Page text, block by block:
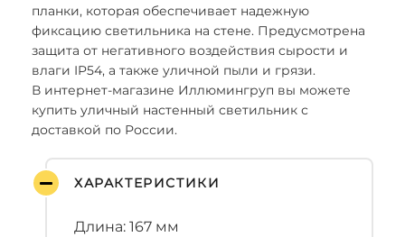
планки, которая обеспечивает надежную
фиксацию светильника на стене. Предусмотрена
защита от негативного воздействия сырости и
влаги IP54, а также уличной пыли и грязи.
В интернет-магазине Иллюмингруп вы можете
купить уличный настенный светильник с
доставкой по России.
ХАРАКТЕРИСТИКИ
Длина: 167 мм